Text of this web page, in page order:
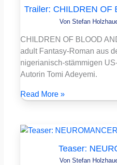
Trailer: CHILDREN OF
Von Stefan
CHILDREN OF BLOOD
adult Fantasy-Roman aus
nigerianisch-stämmigen
Autorin Tomi Adeyemi.
Read More »
Teaser:
Von Stefan